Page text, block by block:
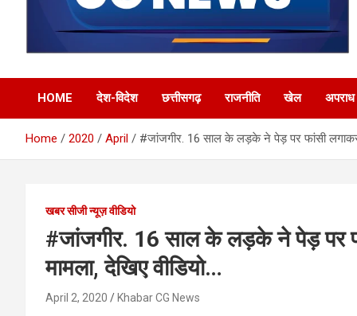
Khabar CG News
HOME देश-विदेश छत्तीसगढ़ राजनीति खेल अपराध
Home 2020 April #जांजगीर. 16 साल के लड़के ने पेड़ पर फांसी लगाकर
खबर सीजी न्यूज़ वीडियो
#जांजगीर. 16 साल के लड़के ने पेड़ पर
मामला, देखिए वीडियो…
April 2, 2020 Khabar CG News